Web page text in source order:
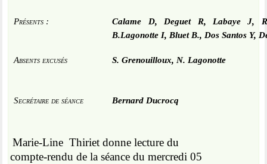
Présents : Calame D, Deguet R, Labaye J,
B.Lagonotte I, Bluet B., Dos Santos Y,
Absents excusés S. Grenouilloux, N. Lagonotte
Secrétaire de séance Bernard Ducrocq
Marie-Line Thiriet donne lecture du
compte-rendu de la séance du mercredi 05